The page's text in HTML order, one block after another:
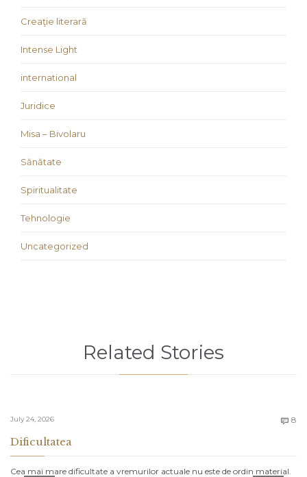
Creaţie literară
Intense Light
international
Juridice
Misa – Bivolaru
Sănătate
Spiritualitate
Tehnologie
Uncategorized
Related Stories
July 24, 2026  8
Dificultatea
Cea mai mare dificultate a vremurilor actuale nu este de ordin material.